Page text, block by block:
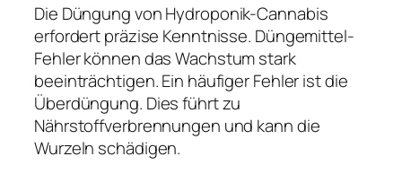
Die Düngung von Hydroponik-Cannabis
erfordert präzise Kenntnisse. Düngemittel-
Fehler können das Wachstum stark
beeinträchtigen. Ein häufiger Fehler ist die
Überdüngung. Dies führt zu
Nährstoffverbrennungen und kann die
Wurzeln schädigen.